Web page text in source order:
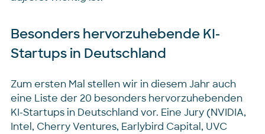
Besonders hervorzuhebende KI-
Startups in Deutschland
Zum ersten Mal stellen wir in diesem Jahr auch
eine Liste der 20 besonders hervorzuhebenden
KI-Startups in Deutschland vor. Eine Jury (NVIDIA,
Intel, Cherry Ventures, Earlybird Capital, UVC